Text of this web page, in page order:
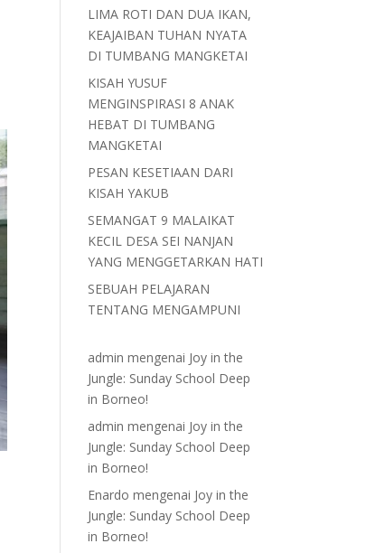
LIMA ROTI DAN DUA IKAN,
KEAJAIBAN TUHAN NYATA
DI TUMBANG MANGKETAI
KISAH YUSUF
MENGINSPIRASI 8 ANAK
HEBAT DI TUMBANG
MANGKETAI
PESAN KESETIAAN DARI
KISAH YAKUB
SEMANGAT 9 MALAIKAT
KECIL DESA SEI NANJAN
YANG MENGGETARKAN HATI
SEBUAH PELAJARAN
TENTANG MENGAMPUNI
admin mengenai Joy in the
Jungle: Sunday School Deep
in Borneo!
admin mengenai Joy in the
Jungle: Sunday School Deep
in Borneo!
Enardo mengenai Joy in the
Jungle: Sunday School Deep
in Borneo!